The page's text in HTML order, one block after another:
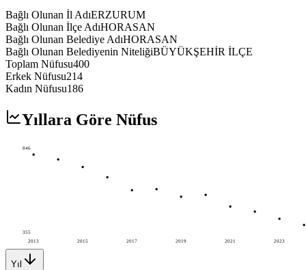
Bağlı Olunan İl AdıERZURUM
Bağlı Olunan İlçe AdıHORASAN
Bağlı Olunan Belediye AdıHORASAN
Bağlı Olunan Belediyenin NiteliğiBÜYÜKŞEHİR İLÇE
Toplam Nüfusu400
Erkek Nüfusu214
Kadın Nüfusu186
Yıllara Göre Nüfus
2013 2015 2017 2019 2021 2023
846
355
Yıl